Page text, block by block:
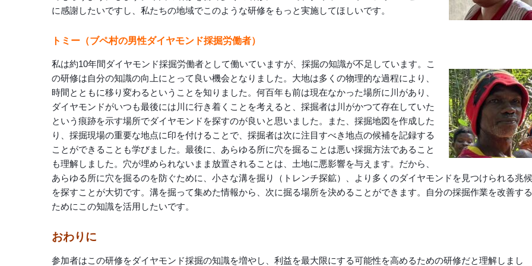
に感謝したいですし、私たちの地域でこのような研修をもっと実施してほしいです。
トミー（ブペ村の男性ダイヤモンド採掘労働者）
私は約10年間ダイヤモンド採掘労働者として働いていますが、採掘の知識が不足しています。こ
の研修は自分の知識の向上にとって良い機会となりました。大地は多くの物理的な過程により、
時間とともに移り変わるということを知りました。何百年も前は現在なかった場所に川があり、
ダイヤモンドがいつも最後には川に行き着くことを考えると、採掘者は川がかつて存在していた
という痕跡を示す場所でダイヤモンドを探すのが良いと思いました。また、採掘地図を作成した
り、採掘現場の重要な地点に印を付けることで、採掘者は次に注目すべき地点の候補を記録する
ことができることも学びました。最後に、あらゆる所に穴を掘ることは悪い採掘方法であること
も理解しました。穴が埋められないまま放置されることは、土地に悪影響を与えます。だから、
あらゆる所に穴を掘るのを防ぐために、小さな溝を掘り（トレンチ探鉱）、より多くのダイヤモンドを見つけられる兆候
を探すことが大切です。溝を掘って集めた情報から、次に掘る場所を決めることができます。自分の採掘作業を改善する
ためにこの知識を活用したいです。
おわりに
参加者はこの研修をダイヤモンド採掘の知識を増やし、利益を最大限にする可能性を高めるための研修だと理解しまし